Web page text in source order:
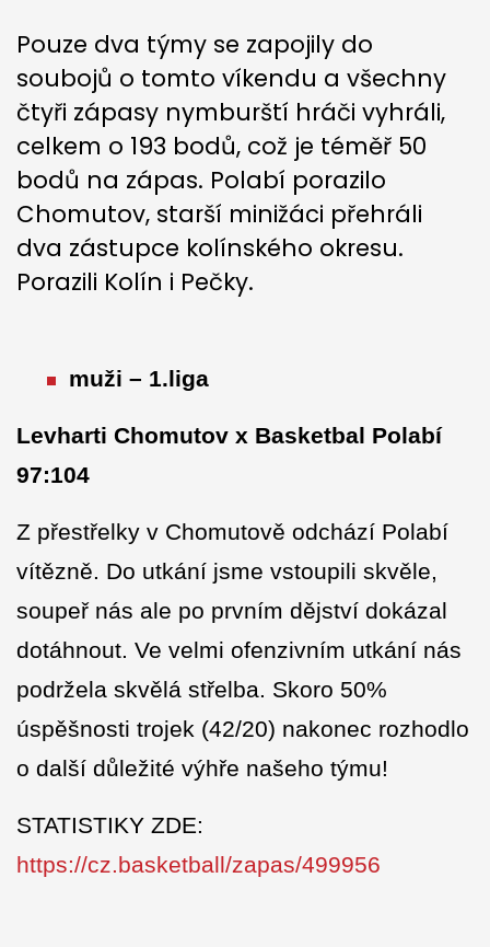
Pouze dva týmy se zapojily do
soubojů o tomto víkendu a všechny
čtyři zápasy nymburští hráči vyhráli,
celkem o 193 bodů, což je téměř 50
bodů na zápas. Polabí porazilo
Chomutov, starší minižáci přehráli
dva zástupce kolínského okresu.
Porazili Kolín i Pečky.
muži – 1.liga
Levharti Chomutov x Basketbal Polabí
97:104
Z přestřelky v Chomutově odchází Polabí
vítězně. Do utkání jsme vstoupili skvěle,
soupeř nás ale po prvním dějství dokázal
dotáhnout. Ve velmi ofenzivním utkání nás
podržela skvělá střelba. Skoro 50%
úspěšnosti trojek (42/20) nakonec rozhodlo
o další důležité výhře našeho týmu!
STATISTIKY ZDE:
https://cz.basketball/zapas/499956